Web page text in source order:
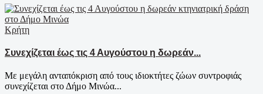
Κρήτη
Συνεχίζεται έως τις 4 Αυγούστου η δωρεάν...
Με μεγάλη ανταπόκριση από τους ιδιοκτήτες ζώων συντροφιάς
συνεχίζεται στο Δήμο Μινώα...